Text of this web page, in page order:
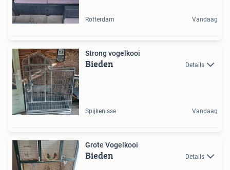
Rotterdam Vandaag
Strong vogelkooi
Bieden Details
Spijkenisse Vandaag
Grote Vogelkooi
Bieden Details